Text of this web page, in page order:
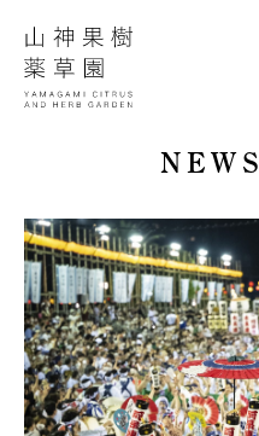
NEWS